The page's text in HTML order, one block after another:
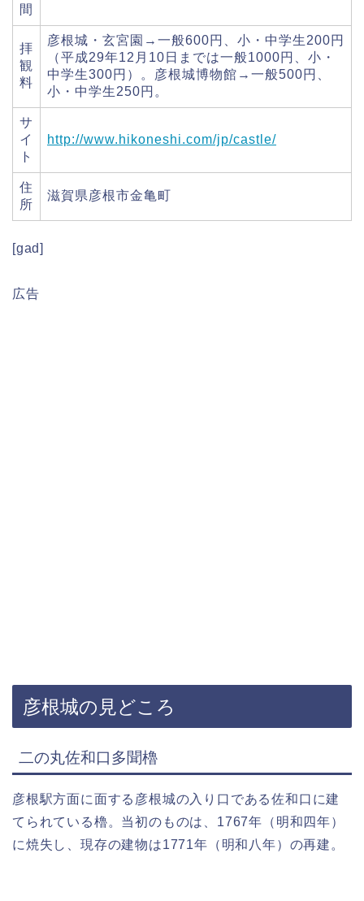
間
拝
観
料
彦根城・玄宮園→一般600円、小・中学生200円
（平成29年12月10日までは一般1000円、小・
中学生300円）。彦根城博物館→一般500円、
小・中学生250円。
サ
イ
ト
http://www.hikoneshi.com/jp/castle/
住
所
滋賀県彦根市金亀町
[gad]
広告
彦根城の見どころ
二の丸佐和口多聞櫓
彦根駅方面に面する彦根城の入り口である佐和口に建
てられている櫓。当初のものは、1767年（明和四年）
に焼失し、現存の建物は1771年（明和八年）の再建。